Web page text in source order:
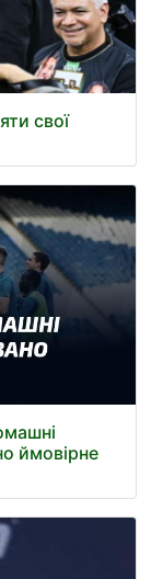
свої
ймовірне